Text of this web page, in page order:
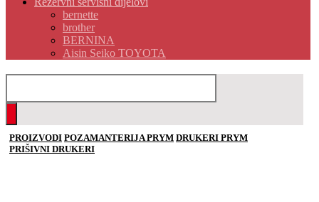
bernette
brother
BERNINA
Aisin Seiko TOYOTA
PROIZVODI POZAMANTERIJA PRYM DRUKERI PRYM
PRIŠIVNI DRUKERI